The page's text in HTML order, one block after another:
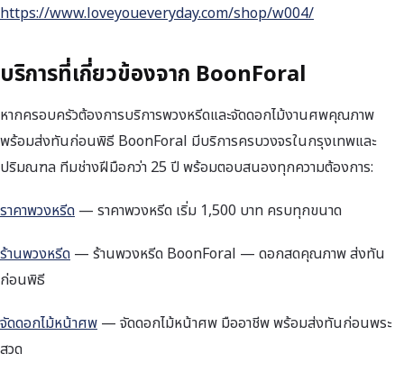
https://www.loveyoueveryday.com/shop/w004/
บริการที่เกี่ยวข้องจาก BoonForal
หากครอบครัวต้องการบริการพวงหรีดและจัดดอกไม้งานศพคุณภาพ
พร้อมส่งทันก่อนพิธี BoonForal มีบริการครบวงจรในกรุงเทพและ
ปริมณฑล ทีมช่างฝีมือกว่า 25 ปี พร้อมตอบสนองทุกความต้องการ:
ราคาพวงหรีด — ราคาพวงหรีด เริ่ม 1,500 บาท ครบทุกขนาด
ร้านพวงหรีด — ร้านพวงหรีด BoonForal — ดอกสดคุณภาพ ส่งทัน
ก่อนพิธี
จัดดอกไม้หน้าศพ — จัดดอกไม้หน้าศพ มืออาชีพ พร้อมส่งทันก่อนพระ
สวด